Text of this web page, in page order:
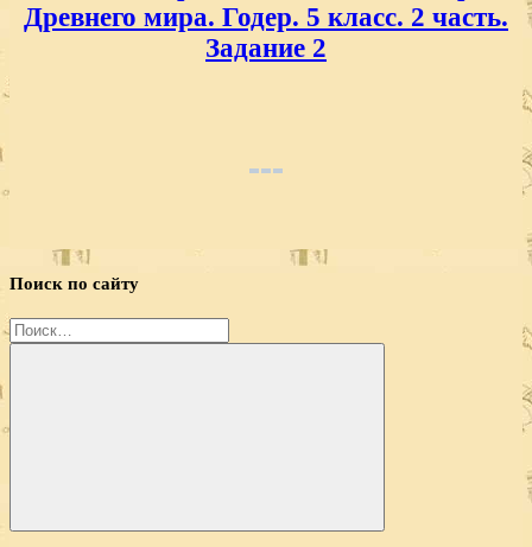
Древнего мира. Годер. 5 класс. 2 часть.
Задание 2
Поиск по сайту
Найти:
Поиск